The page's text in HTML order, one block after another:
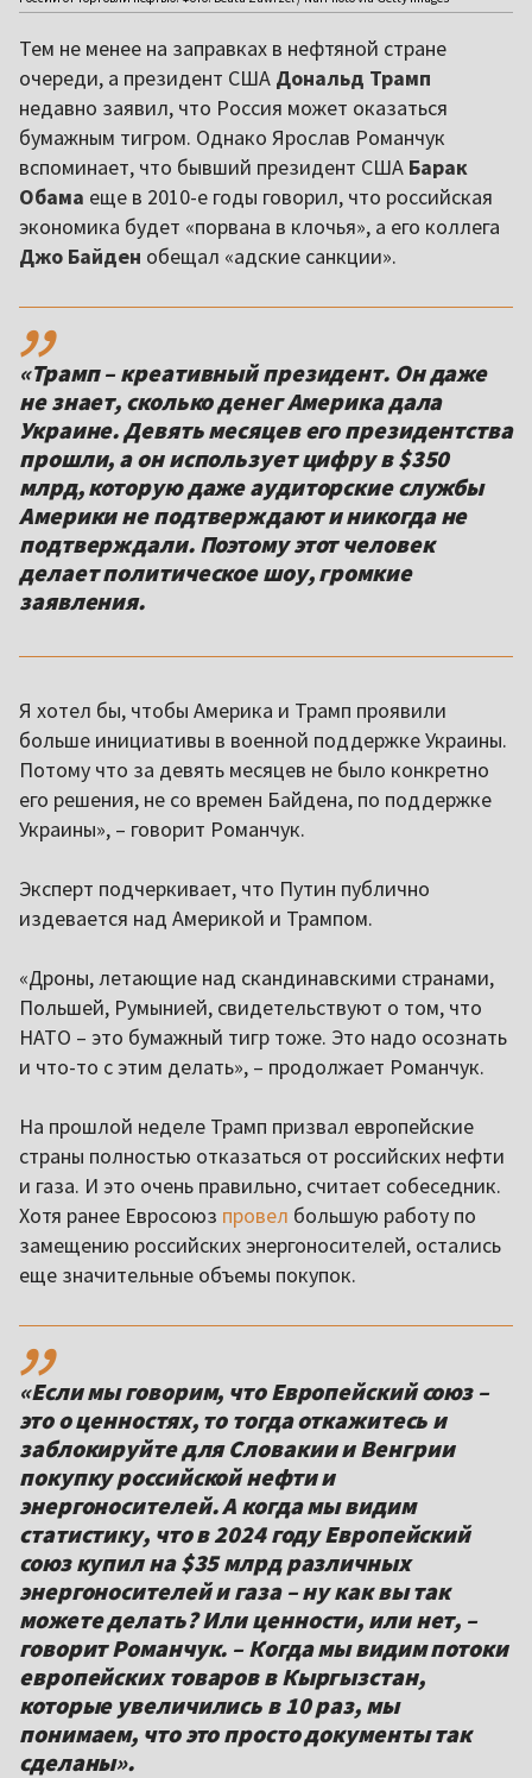
Тем не менее на заправках в нефтяной стране
очереди, а президент США Дональд Трамп
недавно заявил, что Россия может оказаться
бумажным тигром. Однако Ярослав Романчук
вспоминает, что бывший президент США Барак
Обама еще в 2010-е годы говорил, что российская
экономика будет «порвана в клочья», а его коллега
Джо Байден обещал «адские санкции».
,,
«Трамп – креативный президент. Он даже
не знает, сколько денег Америка дала
Украине. Девять месяцев его президентства
прошли, а он использует цифру в $350
млрд, которую даже аудиторские службы
Америки не подтверждают и никогда не
подтверждали. Поэтому этот человек
делает политическое шоу, громкие
заявления.
Я хотел бы, чтобы Америка и Трамп проявили
больше инициативы в военной поддержке Украины.
Потому что за девять месяцев не было конкретно
его решения, не со времен Байдена, по поддержке
Украины», – говорит Романчук.
Эксперт подчеркивает, что Путин публично
издевается над Америкой и Трампом.
«Дроны, летающие над скандинавскими странами,
Польшей, Румынией, свидетельствуют о том, что
НАТО – это бумажный тигр тоже. Это надо осознать
и что-то с этим делать», – продолжает Романчук.
На прошлой неделе Трамп призвал европейские
страны полностью отказаться от российских нефти
и газа. И это очень правильно, считает собеседник.
Хотя ранее Евросоюз провел большую работу по
замещению российских энергоносителей, остались
еще значительные объемы покупок.
,,
«Если мы говорим, что Европейский союз –
это о ценностях, то тогда откажитесь и
заблокируйте для Словакии и Венгрии
покупку российской нефти и
энергоносителей. А когда мы видим
статистику, что в 2024 году Европейский
союз купил на $35 млрд различных
энергоносителей и газа – ну как вы так
можете делать? Или ценности, или нет, –
говорит Романчук. – Когда мы видим потоки
европейских товаров в Кыргызстан,
которые увеличились в 10 раз, мы
понимаем, что это просто документы так
сделаны».